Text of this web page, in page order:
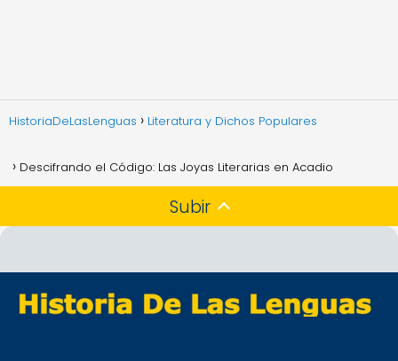
HistoriaDeLasLenguas Literatura y Dichos Populares
Descifrando el Código: Las Joyas Literarias en Acadio
Subir